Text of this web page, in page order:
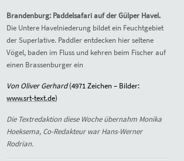
Brandenburg: Paddelsafari auf der Gülper Havel.
Die Untere Havelniederung bildet ein Feuchtgebiet
der Superlative. Paddler entdecken hier seltene
Vögel, baden im Fluss und kehren beim Fischer auf
einen Brassenburger ein
Von Oliver Gerhard(4971Zeichen – Bilder:
www.srt-text.de)
Die Textredaktion diese Woche übernahm Monika
Hoeksema, Co-Redakteur war Hans-Werner
Rodrian.